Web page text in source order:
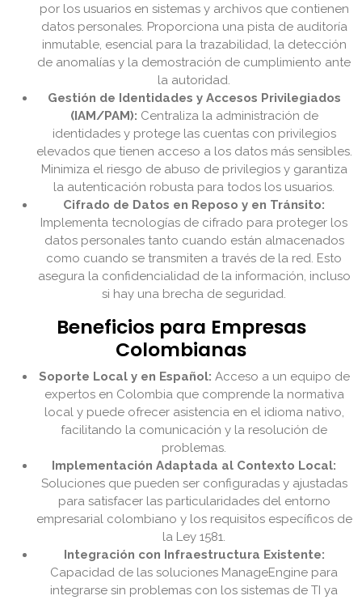
por los usuarios en sistemas y archivos que contienen
datos personales. Proporciona una pista de auditoría
inmutable, esencial para la trazabilidad, la detección
de anomalías y la demostración de cumplimiento ante
la autoridad.
Gestión de Identidades y Accesos Privilegiados
(IAM/PAM): Centraliza la administración de
identidades y protege las cuentas con privilegios
elevados que tienen acceso a los datos más sensibles.
Minimiza el riesgo de abuso de privilegios y garantiza
la autenticación robusta para todos los usuarios.
Cifrado de Datos en Reposo y en Tránsito:
Implementa tecnologías de cifrado para proteger los
datos personales tanto cuando están almacenados
como cuando se transmiten a través de la red. Esto
asegura la confidencialidad de la información, incluso
si hay una brecha de seguridad.
Beneficios para Empresas
Colombianas
Soporte Local y en Español: Acceso a un equipo de
expertos en Colombia que comprende la normativa
local y puede ofrecer asistencia en el idioma nativo,
facilitando la comunicación y la resolución de
problemas.
Implementación Adaptada al Contexto Local:
Soluciones que pueden ser configuradas y ajustadas
para satisfacer las particularidades del entorno
empresarial colombiano y los requisitos específicos de
la Ley 1581.
Integración con Infraestructura Existente:
Capacidad de las soluciones ManageEngine para
integrarse sin problemas con los sistemas de TI ya